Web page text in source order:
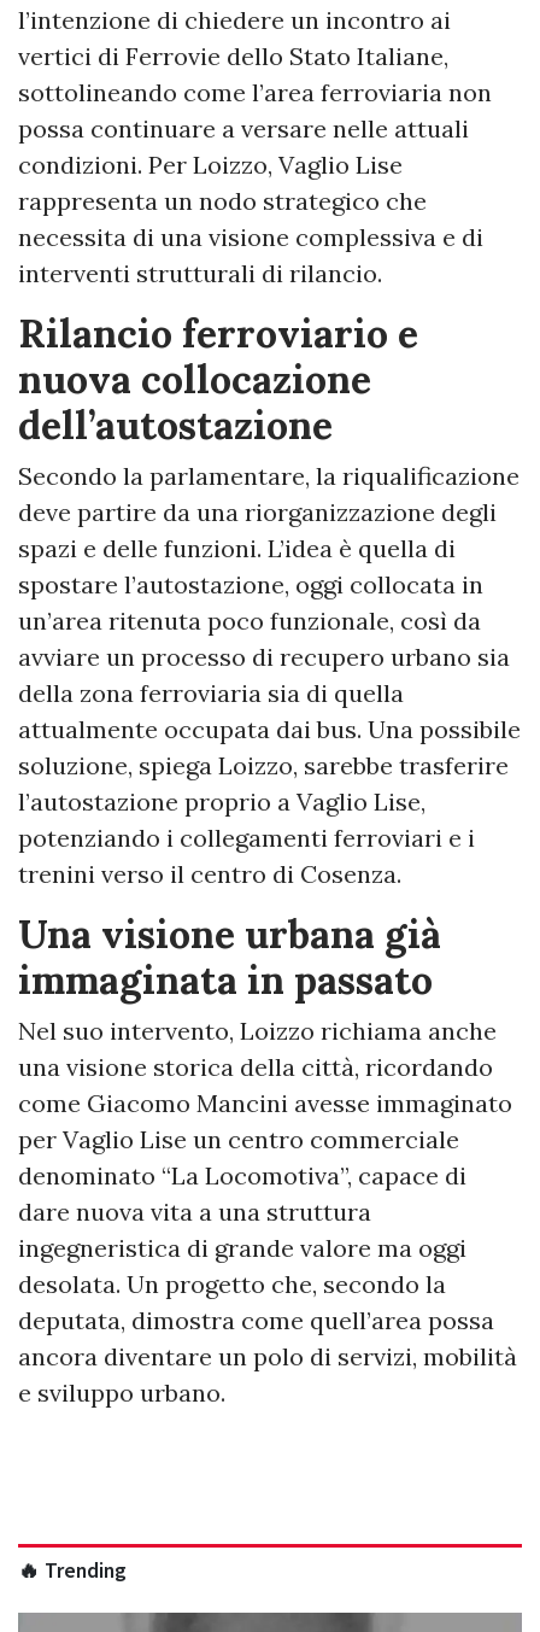
l’intenzione di chiedere un incontro ai
vertici di Ferrovie dello Stato Italiane,
sottolineando come l’area ferroviaria non
possa continuare a versare nelle attuali
condizioni. Per Loizzo, Vaglio Lise
rappresenta un nodo strategico che
necessita di una visione complessiva e di
interventi strutturali di rilancio.
Rilancio ferroviario e
nuova collocazione
dell’autostazione
Secondo la parlamentare, la riqualificazione
deve partire da una riorganizzazione degli
spazi e delle funzioni. L’idea è quella di
spostare l’autostazione, oggi collocata in
un’area ritenuta poco funzionale, così da
avviare un processo di recupero urbano sia
della zona ferroviaria sia di quella
attualmente occupata dai bus. Una possibile
soluzione, spiega Loizzo, sarebbe trasferire
l’autostazione proprio a Vaglio Lise,
potenziando i collegamenti ferroviari e i
trenini verso il centro di Cosenza.
Una visione urbana già
immaginata in passato
Nel suo intervento, Loizzo richiama anche
una visione storica della città, ricordando
come Giacomo Mancini avesse immaginato
per Vaglio Lise un centro commerciale
denominato “La Locomotiva”, capace di
dare nuova vita a una struttura
ingegneristica di grande valore ma oggi
desolata. Un progetto che, secondo la
deputata, dimostra come quell’area possa
ancora diventare un polo di servizi, mobilità
e sviluppo urbano.
🔥 Trending